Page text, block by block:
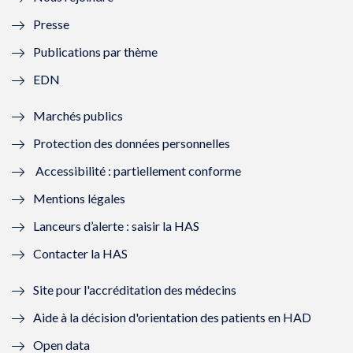
l
f
n
ê
t
r
e
)
e
n
ê
r
)
ê
t
e
ê
)
Presse
Publications par thème
EDN
Marchés publics
Protection des données personnelles
Accessibilité : partiellement conforme
Mentions légales
Lanceurs d’alerte : saisir la HAS
Contacter la HAS
Site pour l'accréditation des médecins
Aide à la décision d'orientation des patients en HAD
Open data